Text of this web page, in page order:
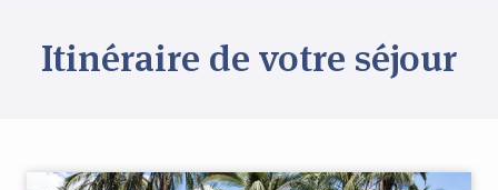
Itinéraire de votre séjour